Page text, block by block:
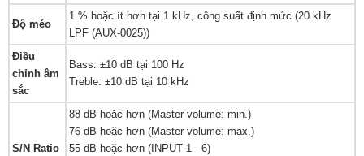
Độ méo
1 % hoặc ít hơn tại 1 kHz, công suất định mức (20 kHz
LPF (AUX-0025))
Điều
chỉnh âm
sắc
Bass: ±10 dB tại 100 Hz
Treble: ±10 dB tại 10 kHz
S/N Ratio
88 dB hoặc hơn (Master volume: min.)
76 dB hoặc hơn (Master volume: max.)
55 dB hoặc hơn (INPUT 1 - 6)